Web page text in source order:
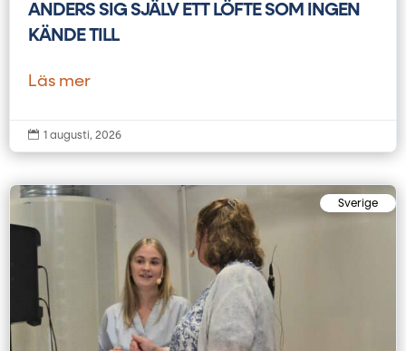
ANDERS SIG SJÄLV ETT LÖFTE SOM INGEN
KÄNDE TILL
Läs mer
 1 augusti, 2026
Sverige